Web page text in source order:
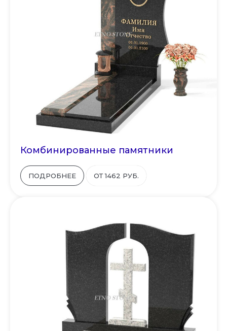
Комбинированные памятники
ПОДРОБНЕЕ ОТ 1462 РУБ.